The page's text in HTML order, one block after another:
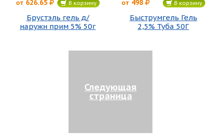
от 626.65 В корзину
Брустэль гель д/
наружн прим 5% 50г
от 498 В корзину
Быструмгель Гель
2,5% Туба 50Г
Следующая
страница